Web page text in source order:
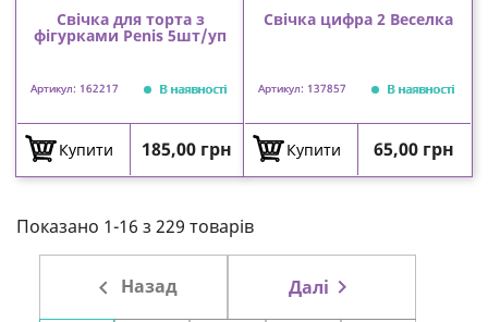
Свічка для торта з
фігурками Penis 5шт/уп
Артикул: 162217 В наявності
Купити Ціна
185,00 грн
Свічка цифра 2 Веселка
Артикул: 137857 В наявності
Купити Ціна
65,00 грн
Показано 1-16 з 229 товарів
 Назад Далі 